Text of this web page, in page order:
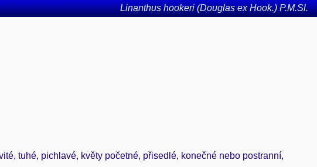
Linanthus hookeri (Douglas ex Hook.) P.M.Sl.
tuhé, pichlavé, květy početné, přisedlé, konečné nebo postranní,